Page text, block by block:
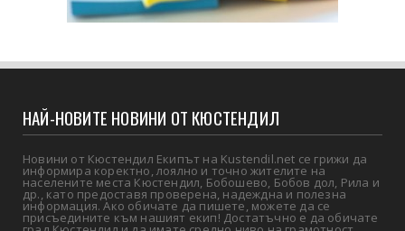
НАЙ-НОВИТЕ НОВИНИ ОТ КЮСТЕНДИЛ
Новини от Кюстендил Екипът на Kustendil.net се грижи да
информира коректно, лоялно и точно жителите на
населените места Кюстендил, Бобошево, Бобов дол, Рила и
др., като предоставя проверена, надеждна и полезна
информация. Ако обичате да пишете, можете да се
присъедините към нашият екип! Достатъчно е да обичате